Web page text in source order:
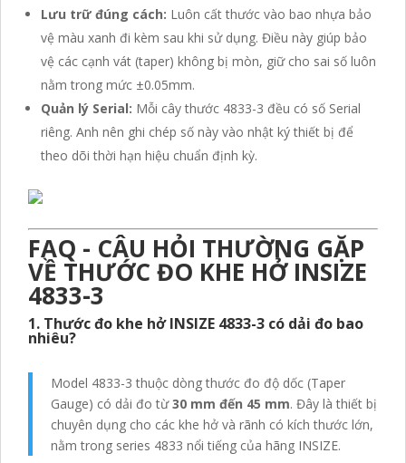
Lưu trữ đúng cách: Luôn cất thước vào bao nhựa bảo
vệ màu xanh đi kèm sau khi sử dụng. Điều này giúp bảo
vệ các cạnh vát (taper) không bị mòn, giữ cho sai số luôn
nằm trong mức ±0.05mm.
Quản lý Serial: Mỗi cây thước 4833-3 đều có số Serial
riêng. Anh nên ghi chép số này vào nhật ký thiết bị để
theo dõi thời hạn hiệu chuẩn định kỳ.
FAQ - CÂU HỎI THƯỜNG GẶP
VỀ THƯỚC ĐO KHE HỞ INSIZE
4833-3
1. Thước đo khe hở INSIZE 4833-3 có dải đo bao
nhiêu?
Model 4833-3 thuộc dòng thước đo độ dốc (Taper
Gauge) có dải đo từ30 mm đến 45 mm. Đây là thiết bị
chuyên dụng cho các khe hở và rãnh có kích thước lớn,
nằm trong series 4833 nổi tiếng của hãng INSIZE.